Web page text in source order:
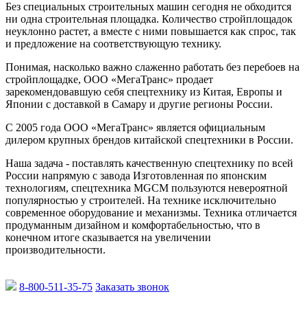
Без специальных строительных машин сегодня не обходится
ни одна строительная площадка. Количество стройплощадок
неуклонно растет, а вместе с ними повышается как спрос, так
и предложение на соответствующую технику.
Понимая, насколько важно слаженно работать без перебоев на
стройплощадке, ООО «МегаТранс» продает
зарекомендовавшую себя спецтехнику из Китая, Европы и
Японии с доставкой в Самару и другие регионы России.
С 2005 года ООО «МегаТранс» является официальным
дилером крупных брендов китайской спецтехники в России.
Наша задача - поставлять качественную спецтехнику по всей
России напрямую с завода Изготовленная по японским
технологиям, спецтехника MGCM пользуются невероятной
популярностью у строителей. На технике исключительно
современное оборудование и механизмы. Техника отличается
продуманным дизайном и комфортабельностью, что в
конечном итоге сказывается на увеличении
производительности.
8-800-511-35-75 Заказать звонок